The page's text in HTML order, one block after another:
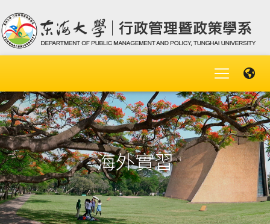
海外實習